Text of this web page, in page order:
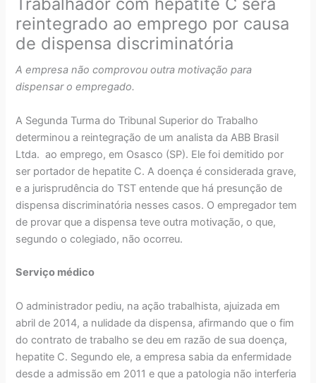
reintegrado ao emprego por causa
de dispensa discriminatória
A empresa não comprovou outra motivação para
dispensar o empregado.
A Segunda Turma do Tribunal Superior do Trabalho
determinou a reintegração de um analista da ABB Brasil
Ltda. ao emprego, em Osasco (SP). Ele foi demitido por
ser portador de hepatite C. A doença é considerada grave,
e a jurisprudência do TST entende que há presunção de
dispensa discriminatória nesses casos. O empregador tem
de provar que a dispensa teve outra motivação, o que,
segundo o colegiado, não ocorreu.
Serviço médico
O administrador pediu, na ação trabalhista, ajuizada em
abril de 2014, a nulidade da dispensa, afirmando que o fim
do contrato de trabalho se deu em razão de sua doença,
hepatite C. Segundo ele, a empresa sabia da enfermidade
desde a admissão em 2011 e que a patologia não interferia